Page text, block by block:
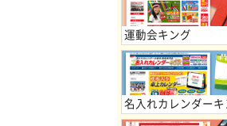
運動会キング
名入れカレンダーキ